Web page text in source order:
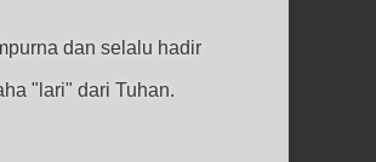
dan selalu hadir
"lari" dari Tuhan.